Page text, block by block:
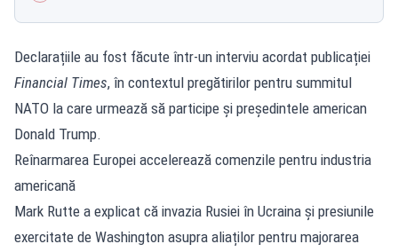
Declarațiile au fost făcute într-un interviu acordat publicației
Financial Times, în contextul pregătirilor pentru summitul
NATO la care urmează să participe și președintele american
Donald Trump.
Reînarmarea Europei accelerează comenzile pentru industria
americană
Mark Rutte a explicat că invazia Rusiei în Ucraina și presiunile
exercitate de Washington asupra aliaților pentru majorarea